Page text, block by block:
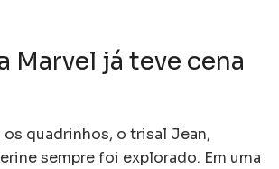
Marvel já teve cena
quadrinhos, o trisal Jean,
sempre foi explorado. Em uma